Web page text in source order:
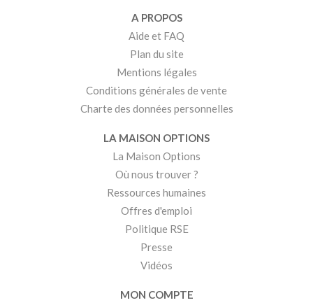
A PROPOS
Aide et FAQ
Plan du site
Mentions légales
Conditions générales de vente
Charte des données personnelles
LA MAISON OPTIONS
La Maison Options
Où nous trouver ?
Ressources humaines
Offres d'emploi
Politique RSE
Presse
Vidéos
MON COMPTE